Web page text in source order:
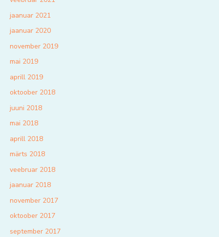
jaanuar 2021
jaanuar 2020
november 2019
mai 2019
aprill 2019
oktoober 2018
juuni 2018
mai 2018
aprill 2018
märts 2018
veebruar 2018
jaanuar 2018
november 2017
oktoober 2017
september 2017